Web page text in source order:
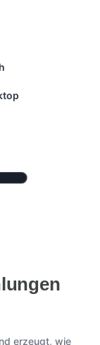
erzeugt, wie